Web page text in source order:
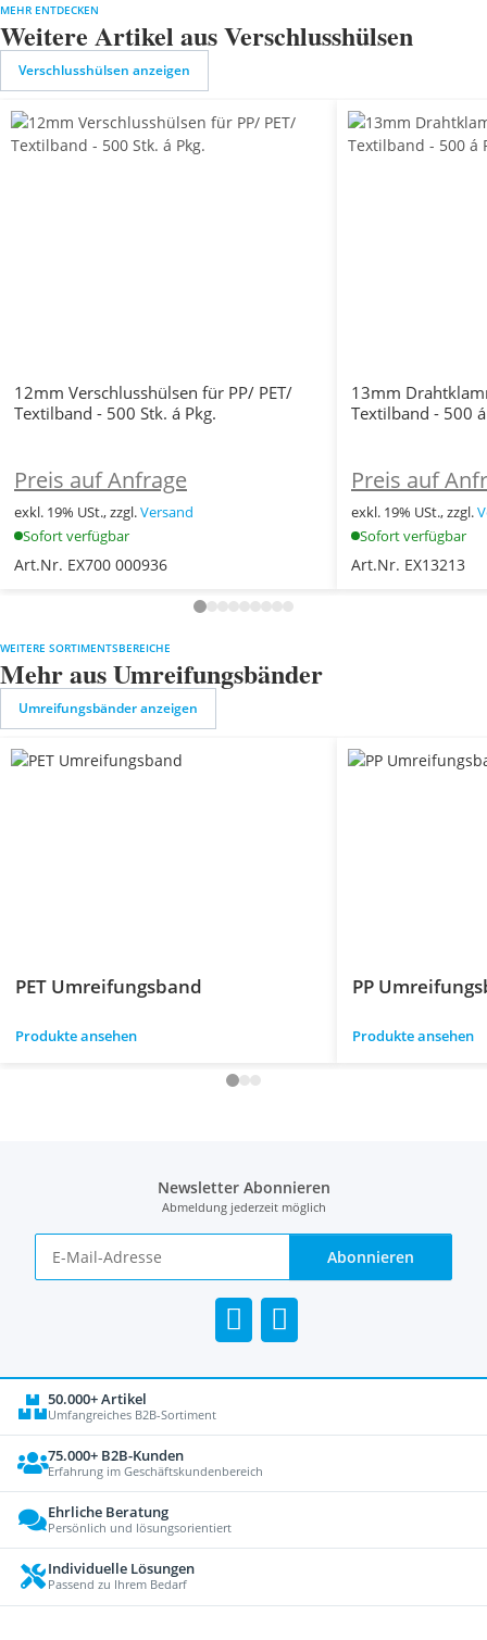
MEHR ENTDECKEN
Weitere Artikel aus Verschlusshülsen
Verschlusshülsen anzeigen
12mm Verschlusshülsen für PP/ PET/
Textilband - 500 Stk. á Pkg.
Preis auf Anfrage
exkl. 19% USt., zzgl.Versand
Sofort verfügbar
Art.Nr. EX700 000936
13mm
Textilband - 500
Preis auf
exkl. 19% USt., zzgl.
Sofort verfügbar
Art.Nr. EX13213
WEITERE SORTIMENTSBEREICHE
Mehr aus Umreifungsbänder
Umreifungsbänder anzeigen
PET Umreifungsband
Produkte ansehen
PP
Produkte ansehen
Newsletter Abonnieren
Abmeldung jederzeit möglich
Abonnieren
50.000+ Artikel
Umfangreiches B2B-Sortiment
75.000+ B2B-Kunden
Erfahrung im Geschäftskundenbereich
Ehrliche Beratung
Persönlich und lösungsorientiert
Individuelle Lösungen
Passend zu Ihrem Bedarf